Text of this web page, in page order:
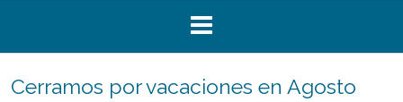
Cerramos por vacaciones en Agosto